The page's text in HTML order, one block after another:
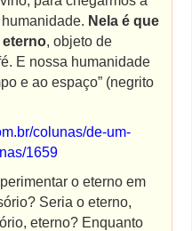
Nela é que
eterno, objeto de
E nossa humanidade
e ao espaço” (negrito
colunas/de-um-
1659
o eterno em
Seria o eterno,
eterno? Enquanto